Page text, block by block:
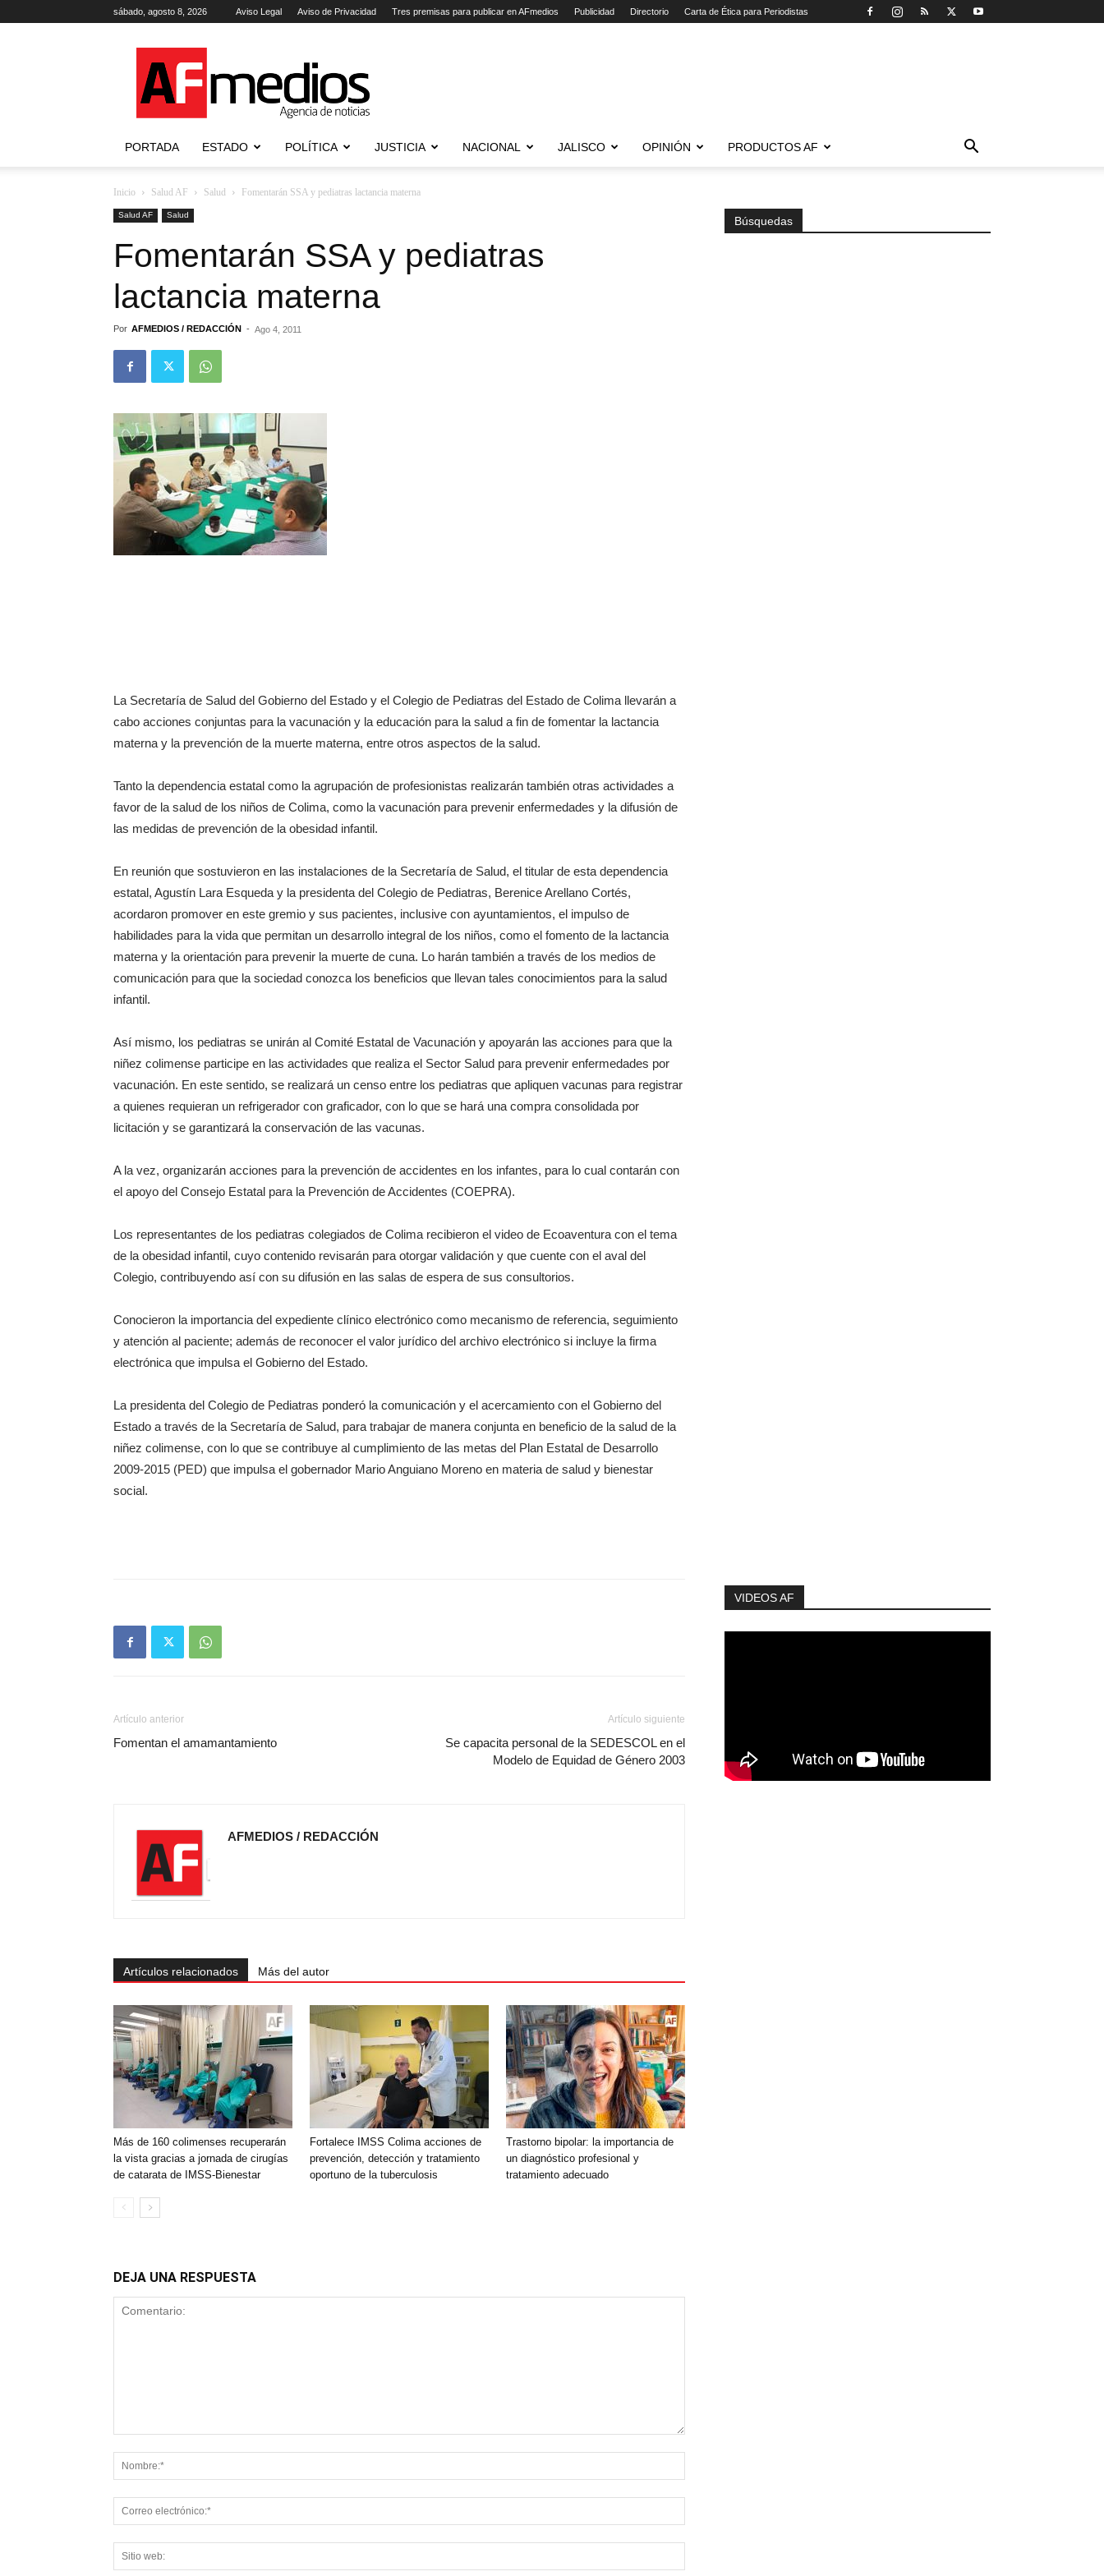
sábado, agosto 8, 2026 Aviso Legal Aviso de Privacidad Tres premisas para publicar en AFmedios Publicidad Directorio Carta de Ética para Periodistas
Agencia
de
Noticias
PORTADA ESTADO POLÍTICA JUSTICIA NACIONAL JALISCO OPINIÓN PRODUCTOS AF
Inicio Salud AF Salud Fomentarán SSA y pediatras lactancia materna
Salud AF Salud
Fomentarán SSA y pediatras
lactancia materna
Por AFMEDIOS / REDACCIÓN - Ago 4, 2011
La Secretaría de Salud del Gobierno del Estado y el Colegio de Pediatras del Estado de Colima llevarán a
cabo acciones conjuntas para la vacunación y la educación para la salud a fin de fomentar la lactancia
materna y la prevención de la muerte materna, entre otros aspectos de la salud.
Tanto la dependencia estatal como la agrupación de profesionistas realizarán también otras actividades a
favor de la salud de los niños de Colima, como la vacunación para prevenir enfermedades y la difusión de
las medidas de prevención de la obesidad infantil.
En reunión que sostuvieron en las instalaciones de la Secretaría de Salud, el titular de esta dependencia
estatal, Agustín Lara Esqueda y la presidenta del Colegio de Pediatras, Berenice Arellano Cortés,
acordaron promover en este gremio y sus pacientes, inclusive con ayuntamientos, el impulso de
habilidades para la vida que permitan un desarrollo integral de los niños, como el fomento de la lactancia
materna y la orientación para prevenir la muerte de cuna. Lo harán también a través de los medios de
comunicación para que la sociedad conozca los beneficios que llevan tales conocimientos para la salud
infantil.
Así mismo, los pediatras se unirán al Comité Estatal de Vacunación y apoyarán las acciones para que la
niñez colimense participe en las actividades que realiza el Sector Salud para prevenir enfermedades por
vacunación. En este sentido, se realizará un censo entre los pediatras que apliquen vacunas para registrar
a quienes requieran un refrigerador con graficador, con lo que se hará una compra consolidada por
licitación y se garantizará la conservación de las vacunas.
A la vez, organizarán acciones para la prevención de accidentes en los infantes, para lo cual contarán con
el apoyo del Consejo Estatal para la Prevención de Accidentes (COEPRA).
Los representantes de los pediatras colegiados de Colima recibieron el video de Ecoaventura con el tema
de la obesidad infantil, cuyo contenido revisarán para otorgar validación y que cuente con el aval del
Colegio, contribuyendo así con su difusión en las salas de espera de sus consultorios.
Conocieron la importancia del expediente clínico electrónico como mecanismo de referencia, seguimiento
y atención al paciente; además de reconocer el valor jurídico del archivo electrónico si incluye la firma
electrónica que impulsa el Gobierno del Estado.
La presidenta del Colegio de Pediatras ponderó la comunicación y el acercamiento con el Gobierno del
Estado a través de la Secretaría de Salud, para trabajar de manera conjunta en beneficio de la salud de la
niñez colimense, con lo que se contribuye al cumplimiento de las metas del Plan Estatal de Desarrollo
2009-2015 (PED) que impulsa el gobernador Mario Anguiano Moreno en materia de salud y bienestar
social.
Artículo anterior
Fomentan el amamantamiento
Artículo siguiente
Se capacita personal de la SEDESCOL en el
Modelo de Equidad de Género 2003
AFMEDIOS / REDACCIÓN
Artículos relacionados Más del autor
Más de 160 colimenses recuperarán
la vista gracias a jornada de cirugías
de catarata de IMSS-Bienestar
Fortalece IMSS Colima acciones de
prevención, detección y tratamiento
oportuno de la tuberculosis
Trastorno bipolar: la importancia de
un diagnóstico profesional y
tratamiento adecuado
DEJA UNA RESPUESTA
Búsquedas
VIDEOS AF